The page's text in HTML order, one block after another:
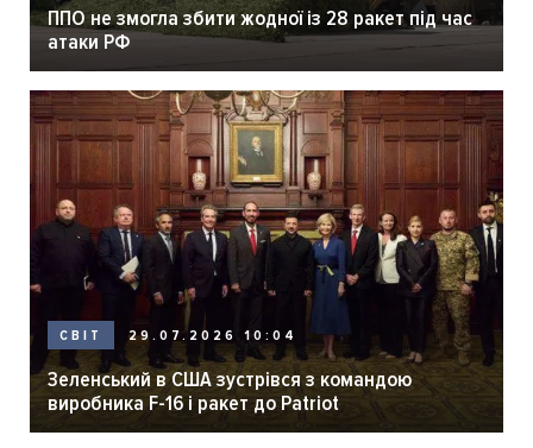
ППО не змогла збити жодної із 28 ракет під час
атаки РФ
СВІТ 29.07.2026 10:04
Зеленський в США зустрівся з командою
виробника F-16 і ракет до Patriot